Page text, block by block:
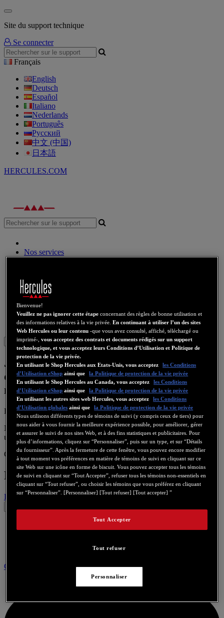
Site du support technique
Se connecter
Français
English
Deutsch
Español
Italiano
Nederlands
Português
Русский
中文 (中国)
日本語
HERCULES.COM
Nos services
Enceintes
Contrôleurs DJ
Casques DJ
Enceintes DJ
Ancienne collection
Webcams Cartes Son WiFi CPL eCafé Cartes Video
Sign in
Je possède une licence Traktor LE. Ai-je
droit à une remise sur le prix de la mise à
niveau vers Traktor Pro 2 ?
KB 1951 - FR - 2022-11-22
Non. Posséder une licence Traktor LE ne vous donne pas droit à
une remise sur le prix de la mise à niveau vers Traktor Pro 2.
Cependant, le coût du logiciel Traktor Pro 2 est très raisonnable.
Produits connexes :
DJConsole RMX2
Community
Bienvenue!
Veuillez ne pas ignorer cette étape concernant des règles de bonne utilisation et
des informations relatives à la vie privée.En continuant à utiliser l’un des sites
Web Hercules ou leur contenu-que vous avez consulté, affiché, téléchargé ou
imprimé-,vous acceptez des contrats et documents rédigés sur un support
technologique, et vous acceptez leurs Conditions d’Utilisation et Politique de
protection de la vie privée.
En utilisant le Shop Hercules aux Etats-Unis, vous acceptez
les Conditions
d’Utilisation eShop ainsi que
la Politique de protection de la vie privée
En utilisant le Shop Hercules au Canada, vous acceptez
les Conditions
d’Utilisation eShop ainsi que
la Politique de protection de la vie privée
En utilisant les autres sites web Hercules, vous acceptez
les Conditions
d’Utilisation globales ainsi que
la Politique de protection de la vie privée
Nous utilisons différents types de témoins de suivi (y compris ceux de tiers) pour
nous aider à vous fournir la meilleure expérience possible, pour améliorer, gérer
et assurer le suivi de nos sites Web, et à des fins statistiques et publicitaires. Pour
plus d’informations, cliquez sur “Personnaliser”, puis sur un type, et sur “Détails
du fournisseur”. Après la fermeture de cette fenêtre, vous pouvez encore modifier
à tout moment vos préférences en matière de témoins de suivi en cliquant sur ce
site Web sur une icône en forme de biscuit. Vous pouvez accepter tous les témoins
de suivi en cliquant sur “Tout Accepter”, refuser tous les témoins non-essentiels en
cliquant sur “Tout refuser”, ou choisir les témoins que vous préférez en cliquant
sur “Personnaliser”. [Personnaliser] [Tout refuser] [Tout accepter] ”
Tout refuser
Tout Accepter
Personnaliser